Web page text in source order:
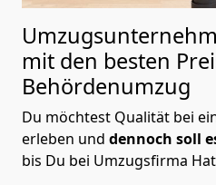
mit den besten
Behördenumzug
Du möchtest Qualität bei
erleben und dennoch soll
bis Du bei Umzugsfirma